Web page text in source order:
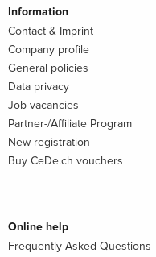
Information
Contact & Imprint
Company profile
General policies
Data privacy
Job vacancies
Partner-/Affiliate Program
New registration
Buy CeDe.ch vouchers
Online help
Frequently Asked Questions